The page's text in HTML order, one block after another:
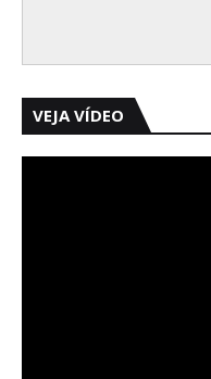
VEJA VÍDEO